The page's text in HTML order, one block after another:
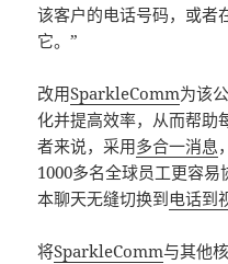
该客户的电话号码，或者
它。”
改用SparkleComm为该
化并提高效率，从而帮助
者来说，采用多合一消息
1000多名全球员工更容
本聊天无缝切换到电话到
将SparkleComm与其他